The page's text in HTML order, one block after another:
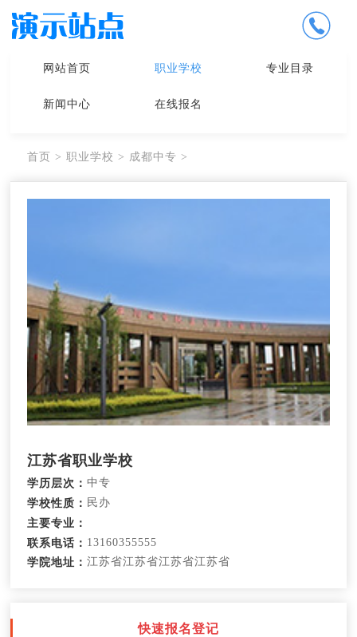
网站首页 职业学校 专业目录
新闻中心 在线报名
首页 >职业学校 > 成都中专 >
江苏省职业学校
学历层次：中专
学校性质： 民办
主要专业：
联系电话： 13160355555
学院地址：江苏省江苏省江苏省江苏省
快速报名登记